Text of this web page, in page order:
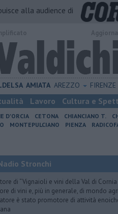
alla audience di
AMIATA AREZZO FIRENZE
Lavoro Cultura e
D'ORCIA CETONA CHIANCIANO T.
MONTEPULCIANO PIENZA
Stronchi
di “Vignaioli e vini della Val di Cornia
di vini e, più in generale, di mondo
è stato promotore di attività